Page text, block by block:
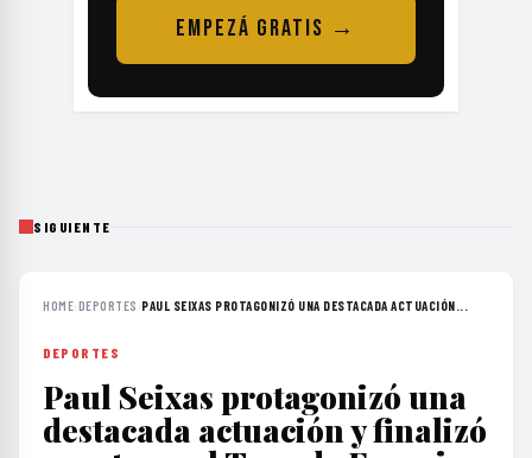
EMPEZÁ GRATIS →
SIGUIENTE
HOME›DEPORTES ›PAUL SEIXAS PROTAGONIZÓ UNA DESTACADA ACTUACIÓN...
DEPORTES
Paul Seixas protagonizó una
destacada actuación y finalizó